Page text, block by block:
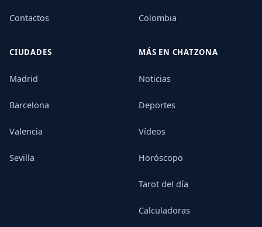
Contactos Colombia
CIUDADES
Madrid
Barcelona
Valencia
Sevilla
MÁS EN CHATZONA
Noticias
Deportes
Vídeos
Horóscopo
Tarot del día
Calculadoras